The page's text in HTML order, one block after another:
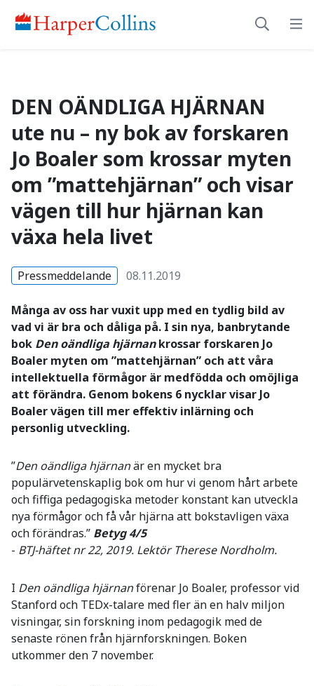
DEN OÄNDLIGA
DEN OÄNDLIGA HJÄRNAN
ute nu – ny bok av forskaren
Jo Boaler som krossar myten
om ”mattehjärnan” och visar
vägen till hur hjärnan kan
växa hela livet
Pressmeddelande 08.11.2019
Många av oss har vuxit upp med en tydlig bild av
vad vi är bra och dåliga på. I sin nya, banbrytande
bok Den oändliga hjärnankrossar forskaren Jo
Boaler myten om ”mattehjärnan” och att våra
intellektuella förmågor är medfödda och omöjliga
att förändra. Genom bokens 6 nycklar visar Jo
Boaler vägen till mer effektiv inlärning och
personlig utveckling.
”Den oändliga hjärnanär en mycket bra
populärvetenskaplig bok om hur vi genom hårt arbete
och fiffiga pedagogiska metoder konstant kan utveckla
nya förmågor och få vår hjärna att bokstavligen växa
och förändras.” Betyg 4/5
- BTJ-häftet nr 22, 2019. Lektör Therese Nordholm.
I Den oändliga hjärnanförenar Jo Boaler, professor vid
Stanford och TEDx-talare med fler än en halv miljon
visningar, sin forskning inom pedagogik med de
senaste rönen från hjärnforskningen. Boken
utkommer den 7 november.